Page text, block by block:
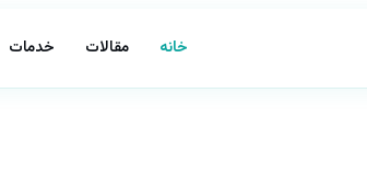
خانه مقالات خدمات